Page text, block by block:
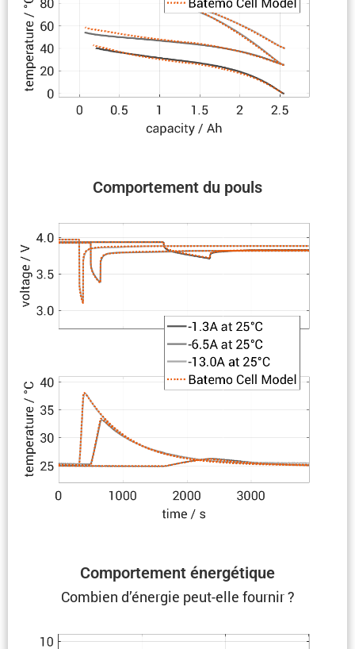
Compor­te­ment du pouls
Compor­te­ment énergétique
Combien d’énergie peut-elle fournir ?